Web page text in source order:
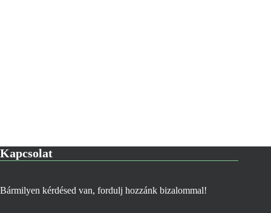
Kapcsolat
Bármilyen kérdésed van, fordulj hozzánk bizalommal!